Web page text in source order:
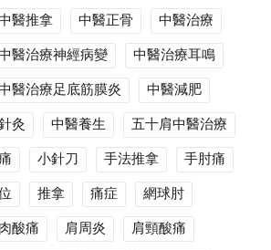
醫推拿 中醫正骨
中醫治療
醫治療神經病變
中醫治療耳鳴
醫治療足底筋膜炎
中醫減肥
灸 中醫養生
五十肩中醫治療
小針刀 手法推拿
手肘痛
推拿 痛症
網球肘
酸痛 肩周炎
肩頸酸痛